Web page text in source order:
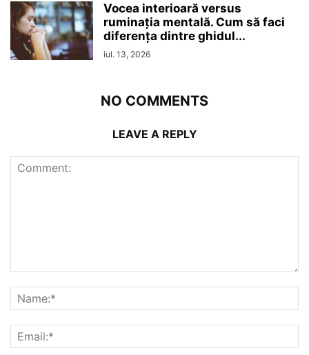
Vocea interioară versus
ruminaţia mentală. Cum să faci
diferența dintre ghidul...
iul. 13, 2026
NO COMMENTS
LEAVE A REPLY